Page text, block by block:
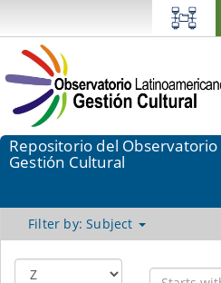
Repositorio del
Gestión Cultural
Filter by: Subject